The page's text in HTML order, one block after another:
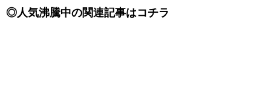
◎人気沸騰中の関連記事はコチラ